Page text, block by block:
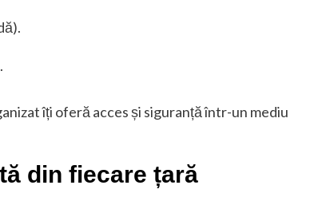
îți oferă acces și siguranță într-un mediu
din fiecare țară